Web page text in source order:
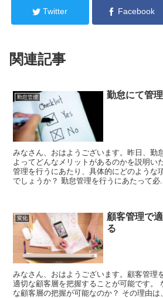
Twitter Facebook
関連記事
勤怠管理 勤怠にて管
みなさん、おはようございます。昨日、勤
よってどんなメリットがあるのかを説明い
管理を行うにあたり、具体的にどのような
でしょうか？ 勤怠管理を行うにあたって必
変化
顧客管理で
る
みなさん、おはようございます。顧客管理
適切な顧客層を把握することが可能です。
な顧客層の把握が可能なのか？ その理由